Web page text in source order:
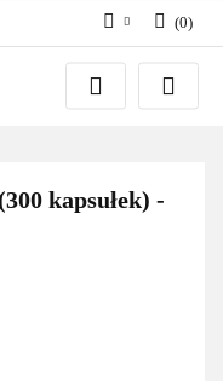
Zaloguj się
Zarejestruj się
(0)
kapsułek) -